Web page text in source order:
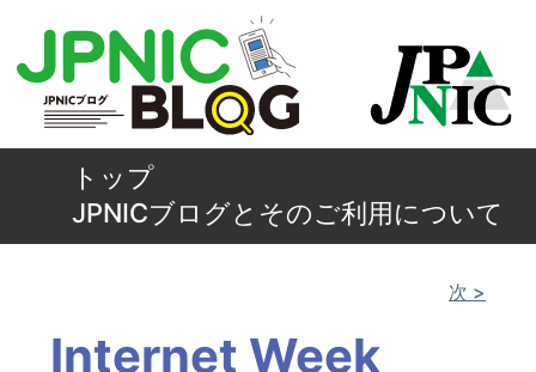
トップ
JPNICブログとそのご利用について
次 >
Internet Week